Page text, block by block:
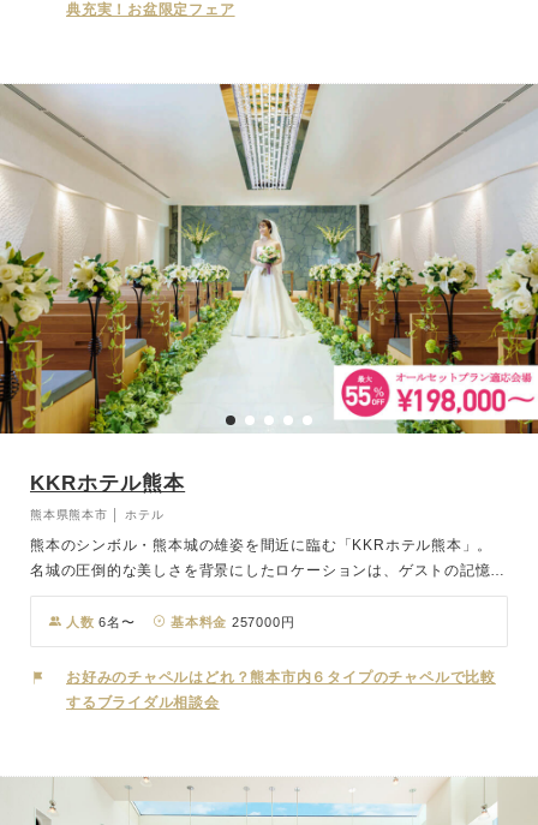
典充実！お盆限定フェア
KKRホテル熊本
熊本県熊本市 │ ホテル
熊本のシンボル・熊本城の雄姿を間近に臨む「KKRホテル熊本」。
名城の圧倒的な美しさを背景にしたロケーションは、ゲストの記憶に
深く刻まれる最高のおもてなしとなります。 少人数でのアットホー
ムな披露宴・パーティーに最適な会場をご用意。こだわりの料理を楽
しみながら、大切な方々とゆっくりと言葉を交わす、穏やかな時間を
ご提案します。 熊本城に見守られながら、おふたりの新しい物語を
ここから始めませんか。
人数 6名〜 基本料金 257000円
お好みのチャペルはどれ？熊本市内６タイプのチャペルで比較
するブライダル相談会